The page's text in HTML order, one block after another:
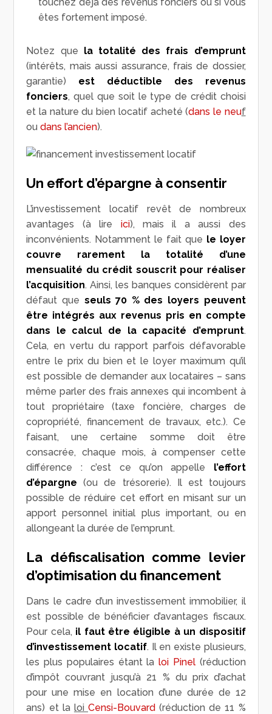
êtes fortement imposé.
Notez que la totalité des frais d’emprunt
(intérêts, mais aussi assurance, frais de dossier,
garantie) est déductible des revenus
fonciers, quel que soit le type de crédit choisi
et la nature du bien locatif acheté (dans le neuf
oudans l’ancien).
Un effort d’épargne à consentir
L’investissement locatif revêt de nombreux
avantages (à lire ici), mais il a aussi des
inconvénients. Notamment le fait que le loyer
couvre rarement la totalité d’une
mensualité du crédit souscrit pour réaliser
l’acquisition. Ainsi, les banques considèrent par
défaut que seuls 70 % des loyers peuvent
être intégrés aux revenus pris en compte
dans le calcul de la capacité d’emprunt.
Cela, en vertu du rapport parfois défavorable
entre le prix du bien et le loyer maximum qu’il
est possible de demander aux locataires – sans
même parler des frais annexes qui incombent à
tout propriétaire (taxe foncière, charges de
copropriété, financement de travaux, etc.). Ce
faisant, une certaine somme doit être
consacrée, chaque mois, à compenser cette
différence : c’est ce qu’on appelle l’effort
d’épargne (ou de trésorerie). Il est toujours
possible de réduire cet effort en misant sur un
apport personnel initial plus important, ou en
allongeant la durée de l’emprunt.
La défiscalisation comme levier
d’optimisation du financement
Dans le cadre d’un investissement immobilier, il
est possible de bénéficier d’avantages fiscaux.
Pour cela, il faut être éligible à un dispositif
d’investissement locatif. Il en existe plusieurs,
les plus populaires étant laloi Pinel(réduction
d’impôt couvrant jusqu’à 21 % du prix d’achat
pour une mise en location d’une durée de 12
ans) et la loiCensi-Bouvard (réduction de 11 %